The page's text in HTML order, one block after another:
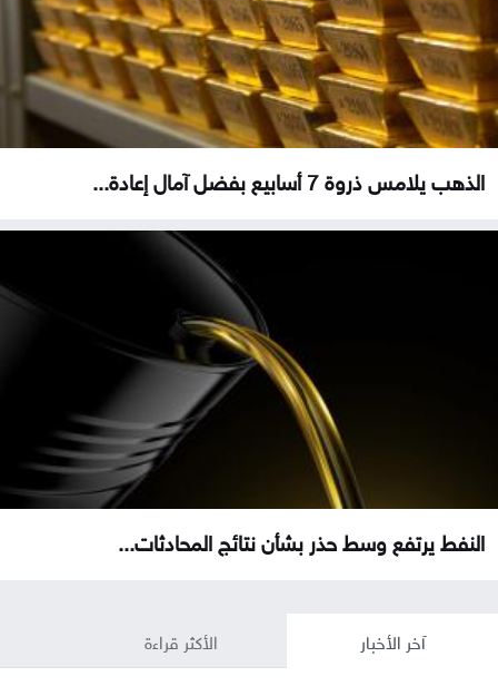
الذهب يلامس ذروة 7 أسابيع بفضل آمال إعادة...
النفط يرتفع وسط حذر بشأن نتائج المحادثات...
آخر الأخبار الأكثر قراءة